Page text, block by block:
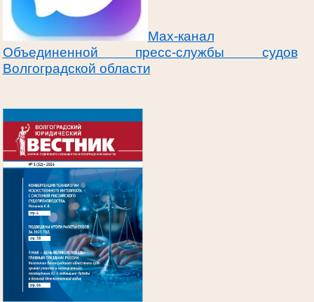
Max-канал
Объединенной пресс-службы судов
Волгоградской области